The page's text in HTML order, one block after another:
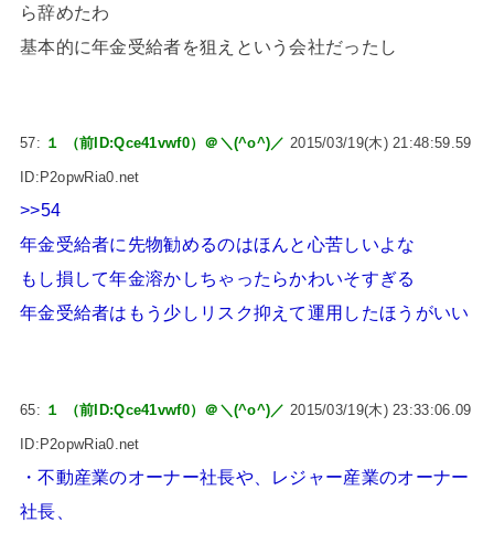
ら辞めたわ
基本的に年金受給者を狙えという会社だったし
57: １ （前ID:Qce41vwf0）＠＼(^o^)／ 2015/03/19(木) 21:48:59.59
ID:P2opwRia0.net
>>54
年金受給者に先物勧めるのはほんと心苦しいよな
もし損して年金溶かしちゃったらかわいそすぎる
年金受給者はもう少しリスク抑えて運用したほうがいい
65: １ （前ID:Qce41vwf0）＠＼(^o^)／ 2015/03/19(木) 23:33:06.09
ID:P2opwRia0.net
・不動産業のオーナー社長や、レジャー産業のオーナー
社長、